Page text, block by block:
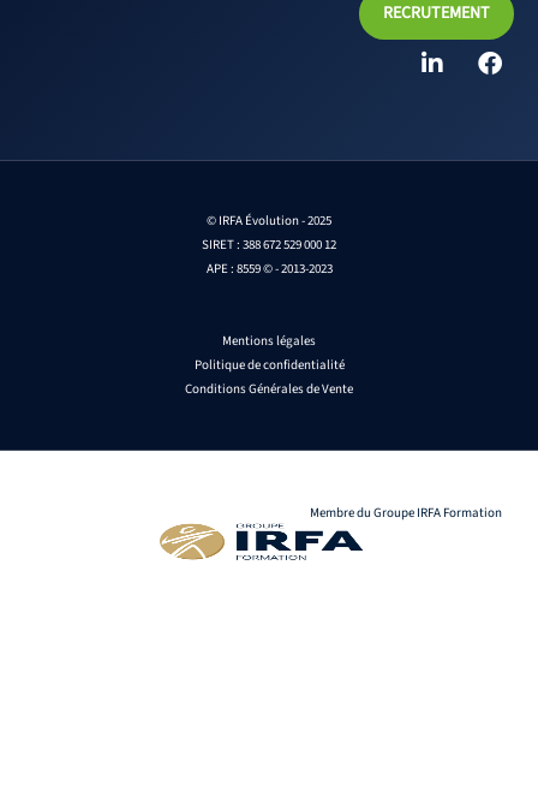
RECRUTEMENT
L
i
d
F
a
o
© IRFA Évolution - 2025
SIRET : 388 672 529 000 12
APE : 8559 © - 2013-2023
Mentions légales
Politique de confidentialité
Conditions Générales de Vente
Membre du Groupe IRFA Formation